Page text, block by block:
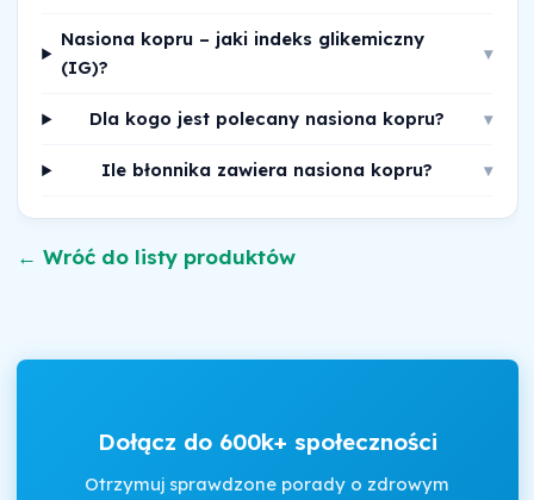
Nasiona kopru – jaki indeks glikemiczny
(IG)?
▾
Dla kogo jest polecany nasiona kopru? ▾
Ile błonnika zawiera nasiona kopru? ▾
← Wróć do listy produktów
Dołącz do 600k+ społeczności
Otrzymuj sprawdzone porady o zdrowym